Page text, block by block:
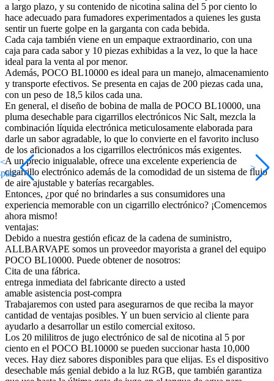
>
a largo plazo, y su contenido de nicotina salina del 5 por ciento lo
hace adecuado para fumadores experimentados a quienes les gusta
sentir un fuerte golpe en la garganta con cada bebida.
Cada caja también viene en un empaque extraordinario, con una
caja para cada sabor y 10 piezas exhibidas a la vez, lo que la hace
ideal para la venta al por menor.
Además, POCO BL10000 es ideal para un manejo, almacenamiento
y transporte efectivos. Se presenta en cajas de 200 piezas cada una,
con un peso de 18,5 kilos cada una.
En general, el diseño de bobina de malla de POCO BL10000, una
pluma desechable para cigarrillos electrónicos Nic Salt, mezcla la
combinación líquida electrónica meticulosamente elaborada para
darle un sabor agradable, lo que lo convierte en el favorito incluso
de los aficionados a los cigarrillos electrónicos más exigentes.
A un precio inigualable, ofrece una excelente experiencia de
cigarrillo electrónico además de la comodidad de un sistema de flujo
de aire ajustable y baterías recargables.
Entonces, ¿por qué no brindarles a sus consumidores una
experiencia memorable con un cigarrillo electrónico? ¡Comencemos
ahora mismo!
ventajas:
Debido a nuestra gestión eficaz de la cadena de suministro,
ALLBARVAPE somos un proveedor mayorista a granel del equipo
POCO BL10000. Puede obtener de nosotros:
Cita de una fábrica.
entrega inmediata del fabricante directo a usted
amable asistencia post-compra
Trabajaremos con usted para asegurarnos de que reciba la mayor
cantidad de ventajas posibles. Y un buen servicio al cliente para
ayudarlo a desarrollar un estilo comercial exitoso.
Los 20 mililitros de jugo electrónico de sal de nicotina al 5 por
ciento en el POCO BL10000 se pueden succionar hasta 10,000
veces. Hay diez sabores disponibles para que elijas. Es el dispositivo
desechable más genial debido a la luz RGB, que también garantiza